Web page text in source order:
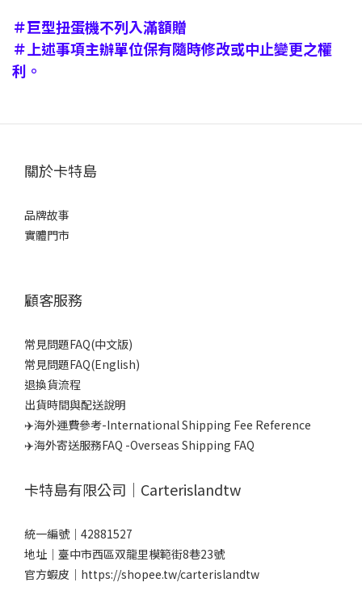
＃巨型扭蛋機不列入滿額贈
＃上述事項主辦單位保有隨時修改或中止變更之權
利。
關於卡特島
品牌故事
實體門市
顧客服務
常見問題FAQ(中文版)
常見問題FAQ(English)
退換貨流程
出貨時間與配送說明
✈️海外運費參考-International Shipping Fee Reference
✈️海外寄送服務FAQ -Overseas Shipping FAQ
卡特島有限公司｜Carterislandtw
統一編號｜42881527
地址｜臺中市西區双龍里模範街8巷23號
官方蝦皮｜ https://shopee.tw/carterislandtw